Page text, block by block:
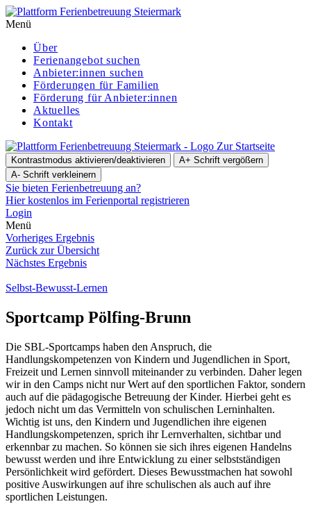
Menü
Über
Ferienangebot suchen
Anbieter:innen suchen
För­de­run­gen für Familien
Förderung für Anbieter:innen
Aktuelles
Kontakt
Zur Startseite
Kontrastmodus aktivieren/deaktivieren A+ Schrift vergößern
A- Schrift verkleinern
Sie bieten Ferienbetreuung an?
Hier kostenlos im Ferienportal registrieren
Login
Menü
Vorheriges Ergebnis
Zurück zur Übersicht
Nächstes Ergebnis
Selbst-Bewusst-Lernen
Sportcamp Pölfing-Brunn
Die SBL-Sportcamps haben den Anspruch, die
Handlungskompetenzen von Kindern und Jugendlichen in Sport,
Freizeit und Lernen sinnvoll miteinander zu verbinden. Daher legen
wir in den Camps nicht nur Wert auf den sportlichen Faktor, sondern
auch auf die pädagogische Betreuung der Kinder. Hierbei geht es
jedoch nicht um das Vermitteln von schulischen Lerninhalten.
Wichtig ist uns, den Kindern und Jugendlichen ihre eigenen
Handlungskompetenzen, sprich ihr Lernverhalten, sichtbar und
erkennbar zu machen. So können sie sich ihres eigenen Handelns
bewusst werden und ihre Entwicklung zu einer selbstständigen
Persönlichkeit wird gefördert. Dieses Bewusstmachen hat sowohl
positive Auswirkungen auf ihre schulischen als auch auf ihre
sportlichen Leistungen.